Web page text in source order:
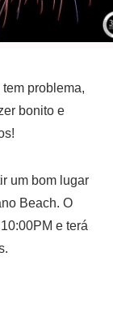
problema,
bonito e
um bom lugar
Beach. O
e terá